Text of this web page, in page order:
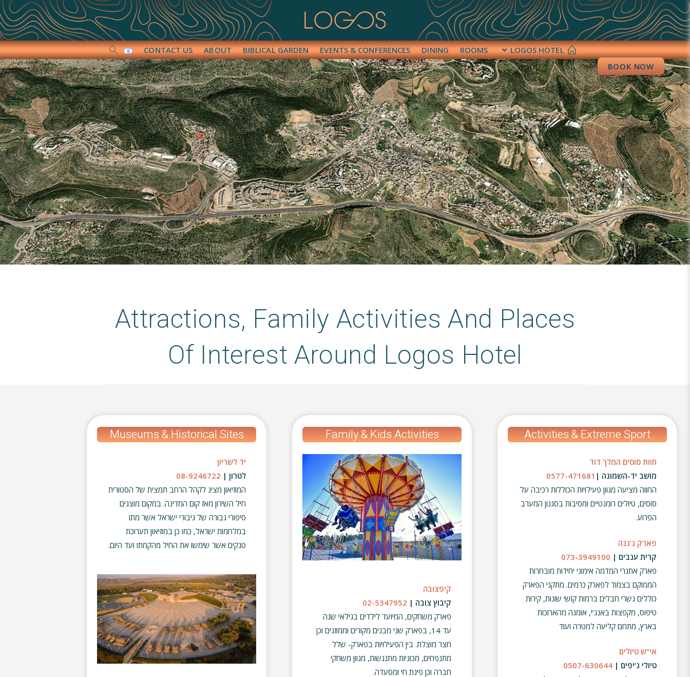
LOGOS HOTEL
ROOMS
DINING
EVENTS & CONFERENCES
BIBLICAL GARDEN
ABOUT
CONTACT US
Attractions, Family Activities And Places
Of Interest Around Logos Hotel
Activities & Extreme Sport
חוות סוסים המלך דוד
מושב יד-השמונה | 0577-471681
החווה מציעה מגוון פעילויות הכוללות רכיבה על
סוסים, טיולים רומנטיים ומסיבות בסגנון המערב
הפרוע.
פארק ג’ננה
קרית ענבים | 073-3949100
פארק אתגרי המדמה אימוני יחידות מובחרות
הממוקם בצמוד לפארק כרמים. מתקני הפארק
כוללים גשרי חבלים ברמות קושי שונות, קירות
טיפוס, מקפצות באנג’י, אומגה מהארוכות
בארץ, מתחם קליעה למטרה ועוד
אי”ש טיולים
טיולי ג‘יפים | 0507-630644
Family & Kids Activities
קיפצובה
קיבוץ צובה | 02-5347952
פארק משחקים, המיועד לילדים בגילאי שנה
עד 14, בפארק שני מבנים מקורים וממוזגים וכן
חצר מוצלת. בין הפעילויות בפארק- שלל
מתנפחים, מכוניות מתנגשות, מגוון משחקי
חברה וכן פינת חי ומסעדה.
Museums & Historical Sites
יד לשריון
לטרון | 08-9246722
המוזיאון מציג לקהל הרחב תמצית של הסטורית
חיל השירון מאז קום המדינה. במקום מוצגים
סיפורי גבורה של גיבורי ישראל אשר מתו
במלחמות ישראל, כמו כן במוזיאון תערוכת
טנקים אשר שימשו את החיל מהקמתו ועד היום.
BOOK NOW